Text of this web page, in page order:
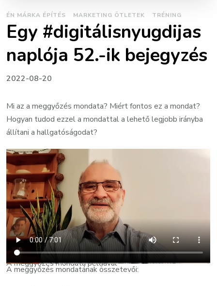
ÉN MÁRKA ÉPÍTÉS MARKETING ÖTLETEK TRÉNING
Egy #digitálisnyugdijas
naplója 52.-ik bejegyzés
2022-08-20
Mi az a meggyőzés mondata? Miért fontos ez a mondat?
Hogyan tudod ezzel a mondattal a lehető legjobb irányba
állítani a hallgatóságodat?
A meggyőzés mondata példával
A meggyőzés mondatának összetevői: